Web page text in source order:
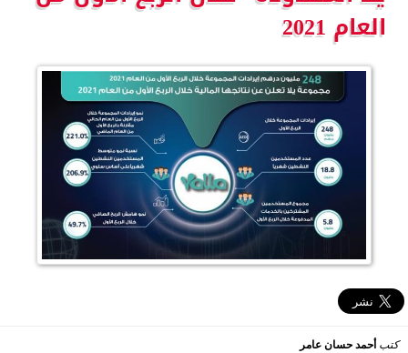
العام 2021
كتب أحمد حسان عامر